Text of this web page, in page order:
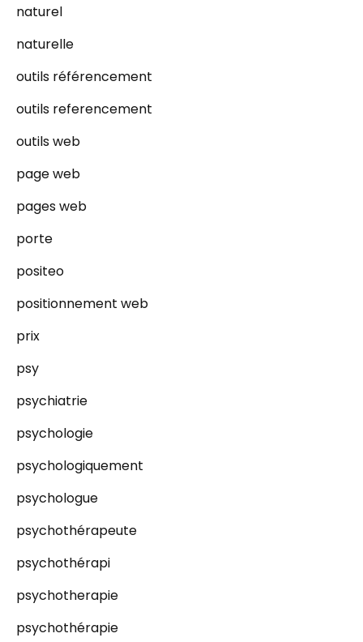
naturel
naturelle
outils référencement
outils referencement
outils web
page web
pages web
porte
positeo
positionnement web
prix
psy
psychiatrie
psychologie
psychologiquement
psychologue
psychothérapeute
psychothérapi
psychotherapie
psychothérapie